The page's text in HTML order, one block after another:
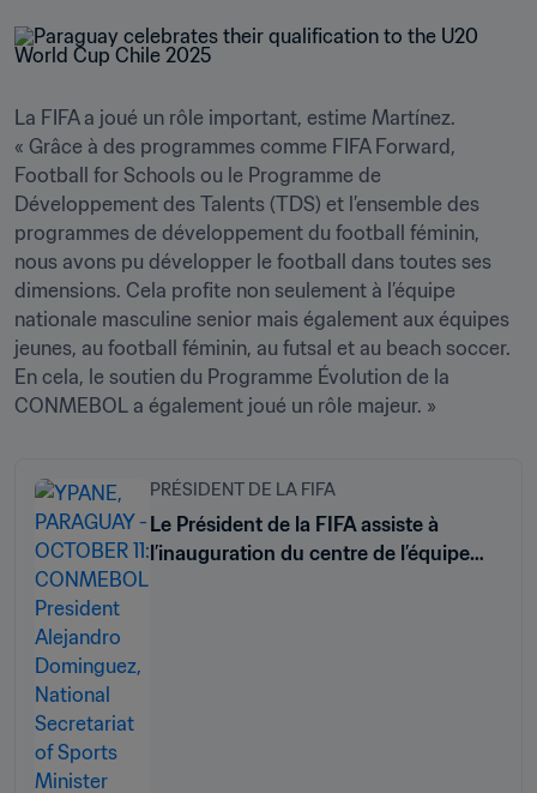
La FIFA a joué un rôle important, estime Martínez.
« Grâce à des programmes comme FIFA Forward,
Football for Schools ou le Programme de
Développement des Talents (TDS) et l’ensemble des
programmes de développement du football féminin,
nous avons pu développer le football dans toutes ses
dimensions. Cela profite non seulement à l’équipe
nationale masculine senior mais également aux équipes
jeunes, au football féminin, au futsal et au beach soccer.
En cela, le soutien du Programme Évolution de la
CONMEBOL a également joué un rôle majeur. »
PRÉSIDENT DE LA FIFA
Le Président de la FIFA assiste à
l’inauguration du centre de l’équipe